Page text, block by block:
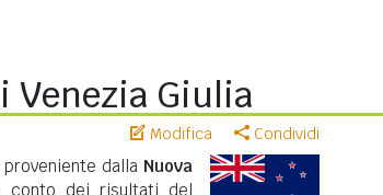
Venezia Giulia
Modifica Condividi
dalla Nuova
conto dei risultati del